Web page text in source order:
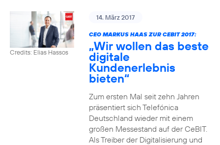
Credits: Elias Hassos
14. März 2017
CEO MARKUS HAAS ZUR CEBIT 2017:
„Wir wollen das beste
digitale
Kundenerlebnis
bieten“
Zum ersten Mal seit zehn Jahren
präsentiert sich Telefónica
Deutschland wieder mit einem
großen Messestand auf der CeBIT.
Als Treiber der Digitalisierung und